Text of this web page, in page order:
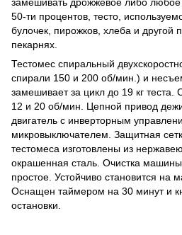
50-ти процентов, тесто,
булочек, пирожков, хлеба и другой
пекарнях.
Тестомес спиральный
спирали 150 и 200 об/мин.) и
замешивает за цикл до 19 кг
12 и 20 об/мин. Цепной привод
двигатель с инверторным
микровыключателем. Защитная
тестомеса изготовлены из
окрашенная сталь. Очистка
простое. Устойчиво становится на
Оснащен таймером на 30 минут и
остановки.